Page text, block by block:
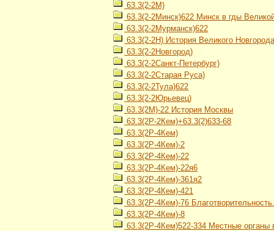
63.3(2-2М)
63.3(2-2Минск)622 Минск в гды
63.3(2-2Мурманск)622
63.3(2-2Н) История Великого
63.3(2-2Новгород)
63.3(2-2Санкт-Петербург)
63.3(2-2Старая Руса)
63.3(2-2Тула)622
63.3(2-2Юрьевец)
63.3(2М)-22 История Москвы
63.3(2Р-2Кем)+63.3(2)633-68
63.3(2Р-4Кем)
63.3(2Р-4Кем)-2
63.3(2Р-4Кем)-22
63.3(2Р-4Кем)-22я6
63.3(2Р-4Кем)-361я2
63.3(2Р-4Кем)-421
63.3(2Р-4Кем)-76
63.3(2Р-4Кем)-8
63.3(2Р-4Кем)522-334 Местные органы